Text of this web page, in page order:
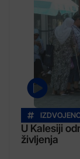
IZDVOJENO
U Kalesiji
življenja